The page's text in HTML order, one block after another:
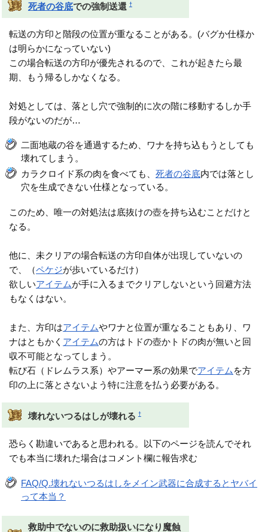
死者の谷底での強制送還 †
転送の方印と階段の位置が重なることがある。(バグか仕様か
は明らかになっていない)
この場合転送の方印が優先されるので、これが起きたら最
期、もう帰るしかなくなる。
対処としては、落とし穴で強制的に次の階に移動するしか手
段がないのだが…
二面地蔵の谷を通過するため、ワナを持ち込もうとしても
壊れてしまう。
カラクロイド系の肉を食べても、死者の谷底内では落とし
穴を生成できない仕様となっている。
このため、唯一の対処法は底抜けの壺を持ち込むことだけと
なる。
他に、未クリアの場合転送の方印自体が出現していないの
で、（ペケジが歩いているだけ）
欲しいアイテムが手に入るまでクリアしないという回避方法
もなくはない。
また、方印はアイテムやワナと位置が重なることもあり、ワ
ナはともかく アイテムの方はトドの壺かトドの肉が無いと回
収不可能となってしまう。
転び石（ドレムラス系）やアーマー系の効果でアイテム を方
印の上に落とさないよう特に注意を払う必要がある。
壊れないつるはしが壊れる †
恐らく勘違いであると思われる。以下のページを読んでそれ
でも本当に壊れた場合はコメント欄に報告求む
FAQ/Q.壊れないつるはしをメイン武器に合成するとヤバイ
って本当？
救助中でないのに救助扱いになり魔蝕